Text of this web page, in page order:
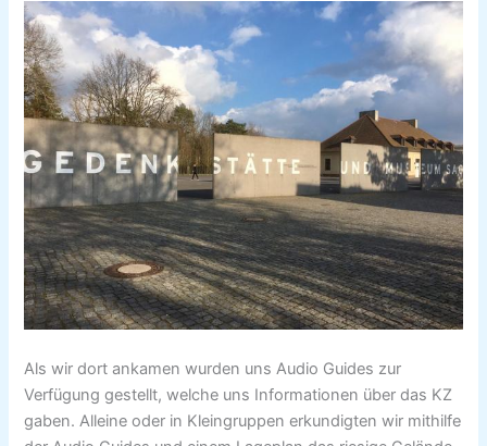
Als wir dort ankamen wurden uns Audio Guides zur
Verfügung gestellt, welche uns Informationen über das KZ
gaben. Alleine oder in Kleingruppen erkundigten wir mithilfe